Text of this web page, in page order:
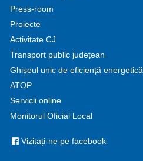
Press-room
Proiecte
Activitate CJ
Transport public județean
Ghișeul unic de eficiență energetică
ATOP
Servicii online
Monitorul Oficial Local
Vizitați-ne pe facebook